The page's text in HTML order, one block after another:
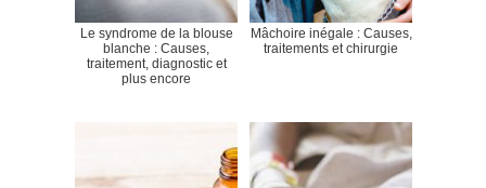
Le syndrome de la blouse
blanche : Causes,
traitement, diagnostic et
plus encore
Mâchoire inégale : Causes,
traitements et chirurgie